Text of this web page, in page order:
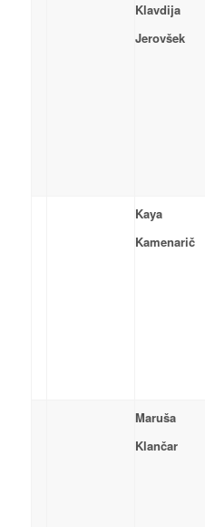
Klavdija
Jerovšek
Kaya
Kamenarič
Maruša
Klančar